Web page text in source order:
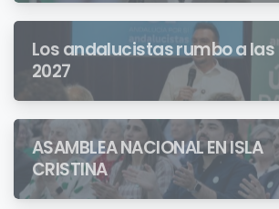
Los andalucistas rumbo a
2027
ASAMBLEA NACIONAL EN ISLA
CRISTINA